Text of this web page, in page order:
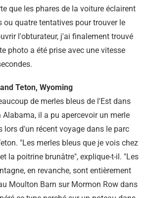
que les phares de la voiture éclairent
ou quatre tentatives pour trouver le
l'obturateur, j'ai finalement trouvé
photo a été prise avec une vitesse
Teton, Wyoming
de merles bleus de l'Est dans
il a pu apercevoir un merle
lors d'un récent voyage dans le parc
"Les merles bleus que je vois chez
la poitrine brunâtre", explique-t-il. "Les
en revanche, sont entièrement
Moulton Barn sur Mormon Row dans